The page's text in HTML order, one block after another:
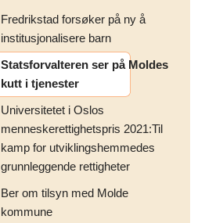
Fredrikstad forsøker på ny å
institusjonalisere barn
Statsforvalteren ser på Moldes
kutt i tjenester
Universitetet i Oslos
menneskerettighetspris 2021:Til
kamp for utviklingshemmedes
grunnleggende rettigheter
Ber om tilsyn med Molde
kommune